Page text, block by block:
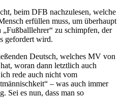
beim DFB nachzulesen, welche
erfüllen muss, um überhaupt
zu schimpfen, der
gefordert wird.
Deutsch, welches MV von
woran dann letztlich auch
rede auch nicht vom
– was auch immer
Sei es nun, dass man so